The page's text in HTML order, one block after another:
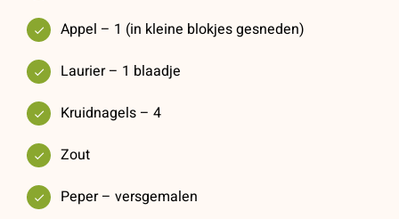
Appel – 1 (in kleine blokjes gesneden)
Laurier – 1 blaadje
Kruidnagels – 4
Zout
Peper – versgemalen